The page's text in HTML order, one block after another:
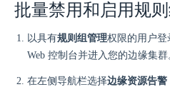
批量禁用和启用规则
以具有规则组管理权限的用户登
Web 控制台并进入您的边缘集群
在左侧导航栏选择边缘资源告警